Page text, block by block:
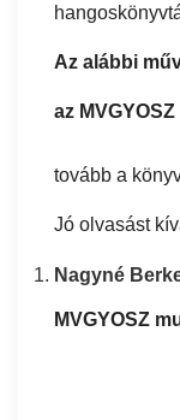
Az alábbi
az
tovább a
Jó olvasást
Nagyné
MVGYOSZ